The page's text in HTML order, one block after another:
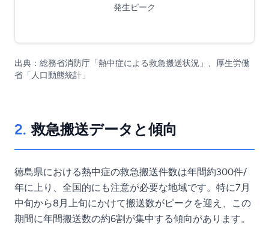
発生ピーク
出典：総務省消防庁「熱中症による救急搬送状況」、厚生労働
省「人口動態統計」
2. 救急搬送データと傾向
徳島県における熱中症の救急搬送件数は年間約300件/
年に上り、全国的にも注意が必要な地域です。特に7月
中旬から8月上旬にかけて搬送数がピークを迎え、この
期間に年間搬送数の約6割が集中する傾向があります。